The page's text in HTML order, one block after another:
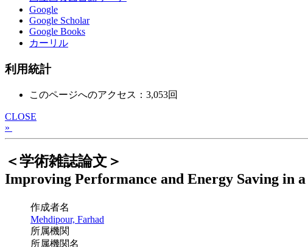
Google
Google Scholar
Google Books
カーリル
利用統計
このページへのアクセス：3,053回
CLOSE
»
＜学術雑誌論文＞
Improving Performance and Energy Saving in
作成者名
Mehdipour, Farhad
所属機関
所属機関名